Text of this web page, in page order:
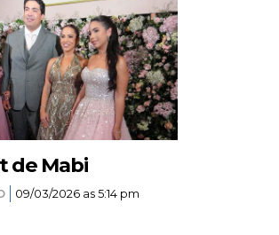
de Mabi
09/03/2026 as 5:14 pm